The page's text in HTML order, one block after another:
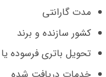
مدت گارانتی
کشور سازنده و برند
تحویل باتری فرسوده